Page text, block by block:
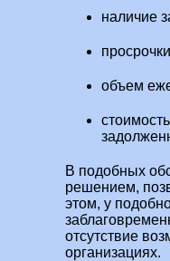
наличие
объем
В подобных
решением,
этом, у
отсутствие
организациях.